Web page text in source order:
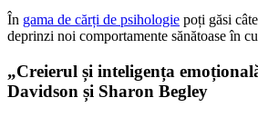
În gama de cărți de psihologie poți găsi
deprinzi noi comportamente sănătoase în
„Creierul și inteligența
Davidson și Sharon Begley